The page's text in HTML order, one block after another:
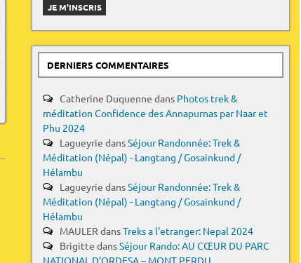
DERNIERS COMMENTAIRES
Catherine Duquenne dans Photos trek &
méditation Confidence des Annapurnas par Naar et
Phu 2024
Lagueyrie dansSéjour Randonnée: Trek &
Méditation (Népal) - Langtang / Gosainkund /
Hélambu
Lagueyrie dansSéjour Randonnée: Trek &
Méditation (Népal) - Langtang / Gosainkund /
Hélambu
MAULER dansTreks a l'etranger: Nepal 2024
Brigitte dansSéjour Rando: AU CŒUR DU PARC
NATIONAL D’ORDESA – MONT PERDU